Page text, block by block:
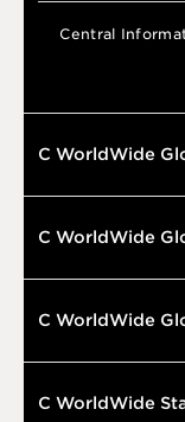
Central
C WorldWide
C WorldWide
C WorldWide
C WorldWide